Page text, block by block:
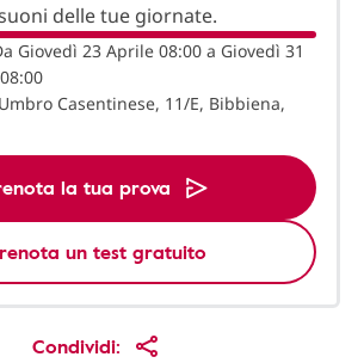
delle tue giornate.
Giovedì 23 Aprile 08:00 a Giovedì 31
Casentinese, 11/E, Bibbiena,
la tua prova
un test gratuito
Condividi: